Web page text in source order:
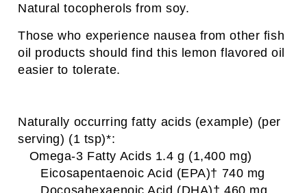
Natural tocopherols from soy.
Those who experience nausea from other fish
oil products should find this lemon flavored oil
easier to tolerate.
Naturally occurring fatty acids (example) (per
serving) (1 tsp)*:
Omega-3 Fatty Acids 1.4 g (1,400 mg)
Eicosapentaenoic Acid (EPA)† 740 mg
Docosahexaenoic Acid (DHA)† 460 mg